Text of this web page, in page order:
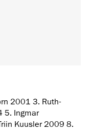
2001 3. Ruth-
5. Ingmar
Kuusler 2009 8.